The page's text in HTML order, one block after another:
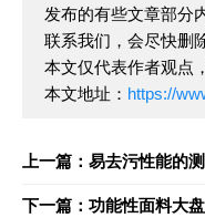
发布的有些文章部分
联系我们，会尽快删
本文仅代表作者观点
本文地址： https://
上一篇：易去污性能的
下一篇：功能性面料大